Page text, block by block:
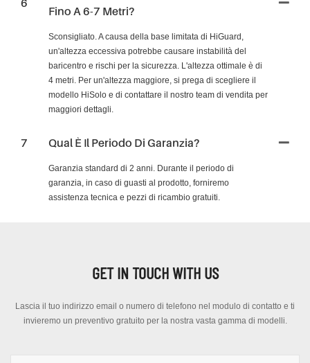
6
Fino A 6-7 Metri?
Sconsigliato. A causa della base limitata di HiGuard,
un'altezza eccessiva potrebbe causare instabilità del
baricentro e rischi per la sicurezza. L'altezza ottimale è di
4 metri. Per un'altezza maggiore, si prega di scegliere il
modello HiSolo e di contattare il nostro team di vendita per
maggiori dettagli.
7 Qual È Il Periodo Di Garanzia?
Garanzia standard di 2 anni. Durante il periodo di
garanzia, in caso di guasti al prodotto, forniremo
assistenza tecnica e pezzi di ricambio gratuiti.
GET IN TOUCH WITH US
Lascia il tuo indirizzo email o numero di telefono nel modulo di contatto e ti
invieremo un preventivo gratuito per la nostra vasta gamma di modelli.